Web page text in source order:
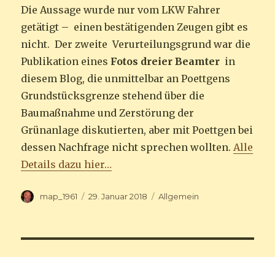
Die Aussage wurde nur vom LKW Fahrer
getätigt – einen bestätigenden Zeugen gibt es
nicht. Der zweite Verurteilungsgrund war die
Publikation eines Fotos dreier Beamter in
diesem Blog, die unmittelbar an Poettgens
Grundstücksgrenze stehend über die
Baumaßnahme und Zerstörung der
Grünanlage diskutierten, aber mit Poettgen bei
dessen Nachfrage nicht sprechen wollten.Alle
Details dazu hier…
Autor
map_1961
Veröffentlicht
29. Januar 2018 Kategorien
Allgemein